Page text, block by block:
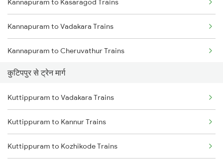
Mumbai to Goa Trains
Chennai to Coimbatore Trains
Kannapuram to Kasaragod Trains
Kannapuram to Vadakara Trains
Kannapuram to Cheruvathur Trains
Kannapuram to Thiruvananthapuram Trains
Kannapuram to Kottayam Trains
Kannapuram to Ernakulam Trains
Kannapuram to Feroke Trains
कुटिपपुर से ट्रेन मार्ग
Kuttippuram to Vadakara Trains
Kuttippuram to Kannur Trains
Kuttippuram to Kozhikode Trains